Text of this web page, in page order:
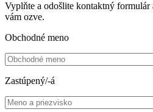
Vyplňte a odošlite kontaktný formulár
vám ozve.
Obchodné meno
Zastúpený/-á